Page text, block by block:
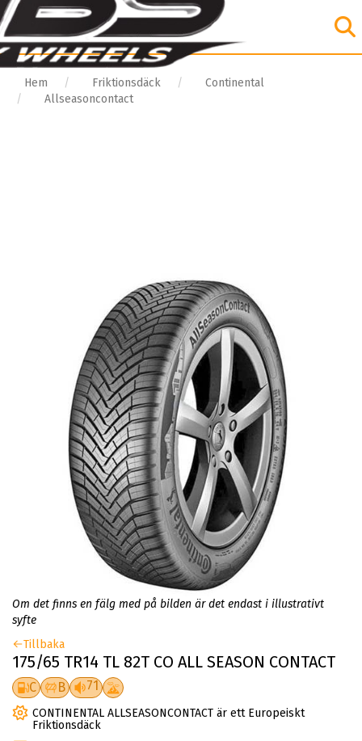
Hem Friktionsdäck
Continental
Allseasoncontact
Om det finns en fälg med på bilden är det endast i illustrativt
syfte
Tillbaka
175/65 TR14 TL 82T CO ALL SEASON CONTACT
C B 71
CONTINENTAL ALLSEASONCONTACT är ett Europeiskt
Friktionsdäck